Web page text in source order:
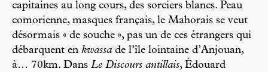
capitaines au long cours, des sorciers blancs. Peau
comorienne, masques français, le Mahorais se veut
désormais « de souche », pas un de ces étrangers qui
débarquent en kwassa de l’île lointaine d’Anjouan,
à… 70km. Dans Le Discours antillais, Édouard